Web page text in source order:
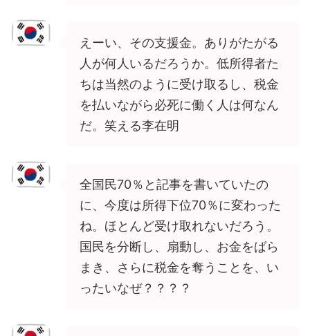
えーい、その支援金。ありがたがる
人が何人いるだろうか。低所得者た
ちは当然のように受け取るし、税金
を払いながら必死に働く人は何なん
だ。笑える李在明
全国民70％と記事を書いていたの
に、今度は所得下位70％に変わった
ね。ほとんど受け取れないだろう。
国民を分断し、扇動し、お金をばら
まき、さらに税金を奪うことを、い
ったいなぜ？？？？